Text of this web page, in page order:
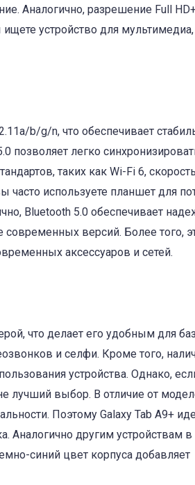
Аналогично, разрешение Full
устройство для мультимедиа,
b/g/n, что обеспечивает
позволяет легко
таких как Wi-Fi 6, скорость
используете планшет для
Bluetooth 5.0 обеспечивает
версий. Более того,
аксессуаров и сетей.
что делает его удобным для
и селфи. Кроме того,
устройства. Однако,
лучший выбор. В отличие от
Поэтому Galaxy Tab A9+
Аналогично другим устройствам
синий цвет корпуса добавляет